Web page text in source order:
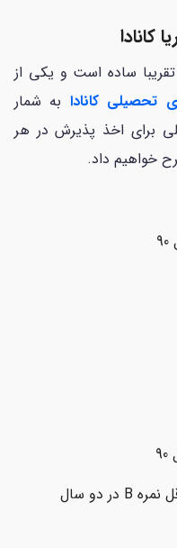
کانادا
ساده است و یکی از
تحصیلی کانادا به شمار
برای اخذ پذیرش در هر
خواهیم داد.
مدرک 4ساله کارشناسی با حداقل نمره B در دو سال